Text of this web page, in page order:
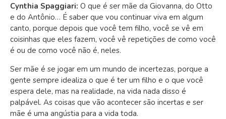
Cynthia Spaggiari: O que é ser mãe da Giovanna, do Otto
e do Antônio… É saber que vou continuar viva em algum
canto, porque depois que você tem filho, você se vê em
coisinhas que eles fazem, você vê repetições de como você
é ou de como você não é, neles.
Ser mãe é se jogar em um mundo de incertezas, porque a
gente sempre idealiza o que é ter um filho e o que você
espera dele, mas na realidade, na vida nada disso é
palpável. As coisas que vão acontecer são incertas e ser
mãe é uma angústia para a vida toda.